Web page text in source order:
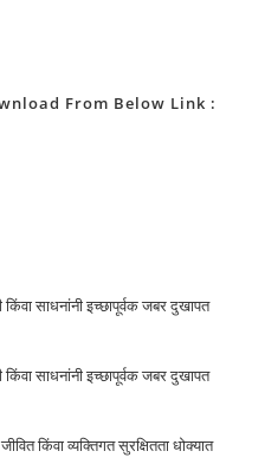
From Below Link :
साधनांनी इच्छापूर्वक जबर दुखापत
साधनांनी इच्छापूर्वक जबर दुखापत
किंवा व्यक्तिगत सुरक्षितता धोक्यात